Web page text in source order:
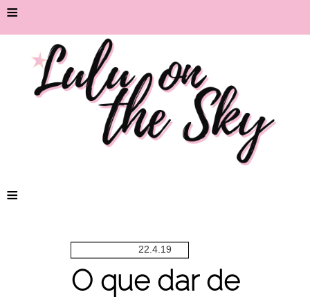
≡
≡
22.4.19
O que dar de